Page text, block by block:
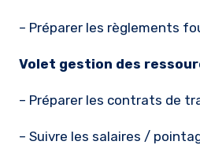
– Préparer les règlements
Volet gestion des
– Préparer les contrats de
– Suivre les salaires /